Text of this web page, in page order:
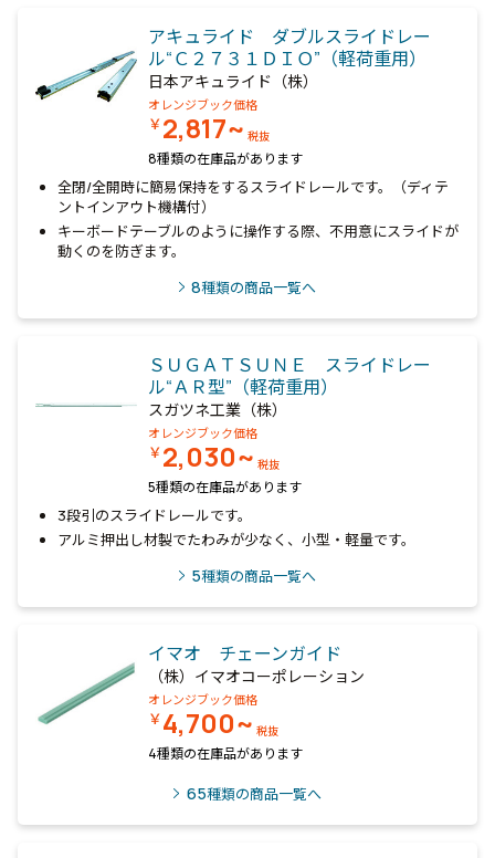
アキュライド ダブルスライドレー
ル“Ｃ２７３１ＤＩＯ”（軽荷重用）
日本アキュライド（株）
オレンジブック価格
￥2,817~ 税抜
8種類の在庫品があります
全閉/全開時に簡易保持をするスライドレールです。（ディテ
ントインアウト機構付）
キーボードテーブルのように操作する際、不用意にスライドが
動くのを防ぎます。
8種類の商品一覧へ
ＳＵＧＡＴＳＵＮＥ スライドレー
ル“ＡＲ型”（軽荷重用）
スガツネ工業（株）
オレンジブック価格
￥2,030~ 税抜
5種類の在庫品があります
3段引のスライドレールです。
アルミ押出し材製でたわみが少なく、小型・軽量です。
5種類の商品一覧へ
イマオ チェーンガイド
（株）イマオコーポレーション
オレンジブック価格
￥4,700~ 税抜
4種類の在庫品があります
65種類の商品一覧へ